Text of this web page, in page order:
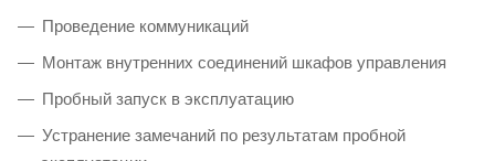
Проведение коммуникаций
Монтаж внутренних соединений шкафов управления
Пробный запуск в эксплуатацию
Устранение замечаний по результатам пробной